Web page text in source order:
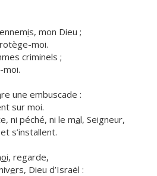
is, mon Dieu ;
moi.
criminels ;
moi.
re une embuscade :
sur moi.
ni péché, ni le mal, Seigneur,
s’installent.
oi, regarde,
ers, Dieu d’Israël :